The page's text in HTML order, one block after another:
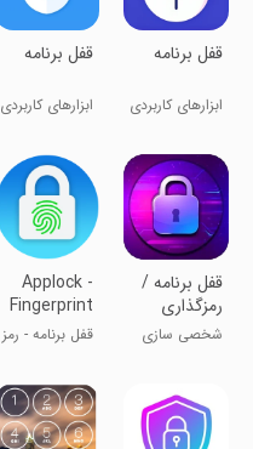
‏قفل برنامه
ابزارهای کاربردی
‏قفل برنامه
ابزارهای کاربردی
قفل برنامه /
رمزگذاری
شخصی سازی
Applock -
Fingerprint
Password
قفل برنامه - رمز